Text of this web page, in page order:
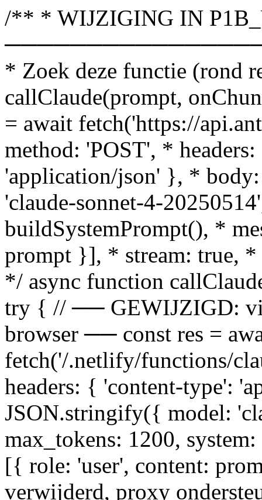
/** * WIJZIGING IN
* Zoek deze functie (rond
callClaude(prompt,
= await fetch('https://
method: 'POST', *
'application/json' }, *
'claude-sonnet-4-
buildSystemPrompt(), *
prompt }], * stream: true,
*/ async function
try { // ── GEWIJZIGD:
browser ── const res =
fetch('/.netlify/functions/
headers: { 'content-type':
JSON.stringify({ model:
max_tokens: 1200,
[{ role: 'user', content:
verwijderd, proxy